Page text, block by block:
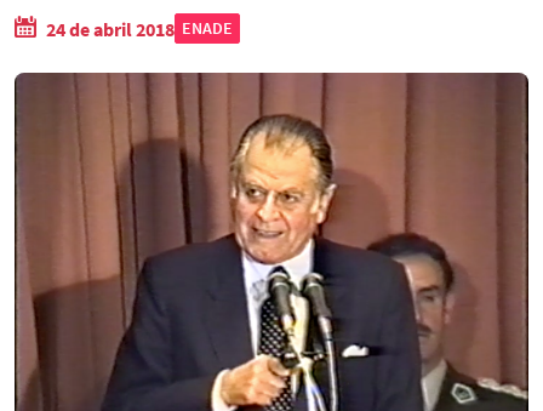
24 de abril 2018 ENADE